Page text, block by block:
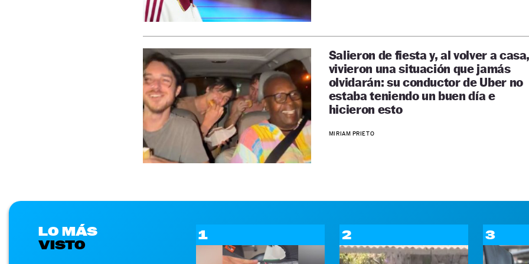
Salieron de fiesta y, al volver a
vivieron una situación que jamás
olvidarán: su conductor de Uber no
estaba teniendo un buen día e
hicieron esto
MIRIAM PRIETO
LO MÁS
VISTO
1 2 3